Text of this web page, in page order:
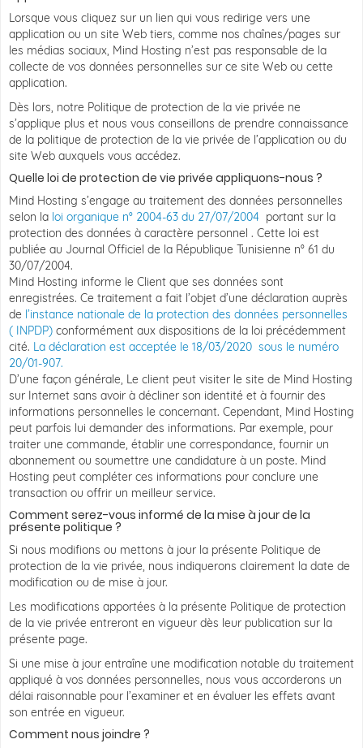
Lorsque vous cliquez sur un lien qui vous redirige vers une
application ou un site Web tiers, comme nos chaînes/pages sur
les médias sociaux, Mind Hosting n’est pas responsable de la
collecte de vos données personnelles sur ce site Web ou cette
application.
Dès lors, notre Politique de protection de la vie privée ne
s’applique plus et nous vous conseillons de prendre connaissance
de la politique de protection de la vie privée de l’application ou du
site Web auxquels vous accédez.
Quelle loi de protection de vie privée appliquons-nous ?
Mind Hosting s’engage au traitement des données personnelles
selon la loi organique n° 2004-63 du 27/07/2004 portant sur la
protection des données à caractère personnel . Cette loi est
publiée au Journal Officiel de la République Tunisienne n° 61 du
30/07/2004.
Mind Hosting informe le Client que ses données sont
enregistrées. Ce traitement a fait l’objet d’une déclaration auprès
de l’instance nationale de la protection des données personnelles
( INPDP) conformément aux dispositions de la loi précédemment
cité. La déclaration est acceptée le 18/03/2020 sous le numéro
20/01-907.
D’une façon générale, Le client peut visiter le site de Mind Hosting
sur Internet sans avoir à décliner son identité et à fournir des
informations personnelles le concernant. Cependant, Mind Hosting
peut parfois lui demander des informations. Par exemple, pour
traiter une commande, établir une correspondance, fournir un
abonnement ou soumettre une candidature à un poste. Mind
Hosting peut compléter ces informations pour conclure une
transaction ou offrir un meilleur service.
Comment serez-vous informé de la mise à jour de la
présente politique ?
Si nous modifions ou mettons à jour la présente Politique de
protection de la vie privée, nous indiquerons clairement la date de
modification ou de mise à jour.
Les modifications apportées à la présente Politique de protection
de la vie privée entreront en vigueur dès leur publication sur la
présente page.
Si une mise à jour entraîne une modification notable du traitement
appliqué à vos données personnelles, nous vous accorderons un
délai raisonnable pour l’examiner et en évaluer les effets avant
son entrée en vigueur.
Comment nous joindre ?